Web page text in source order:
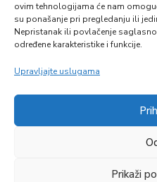
ovim tehnologijama će nam
su ponašanje pri pregledanju ili
Nepristanak ili povlačenje
određene karakteristike i funkcije.
Upravljajte uslugama
Prikaži
Zapratite nas